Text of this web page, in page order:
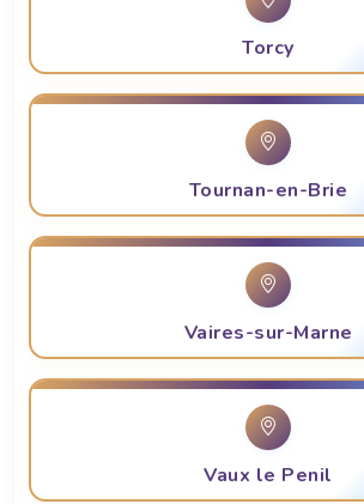
Torcy
Tournan-en-Brie
Vaires-sur-Marne
Vaux le Penil